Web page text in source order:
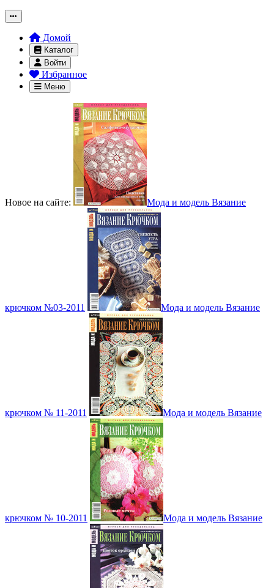
Домой
Каталог
Войти
Избранное
Меню
Новое на сайте: Мода и модель Вязание
крючком №03-2011 Мода и модель Вязание
крючком № 11-2011 Мода и модель Вязание
крючком № 10-2011 Мода и модель Вязание